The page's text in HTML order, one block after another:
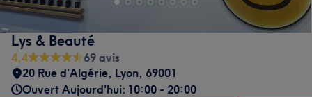
Lys & Beauté
4,4
69 avis
20 Rue d'Algérie, Lyon, 69001
Ouvert Aujourd'hui: 10:00 - 20:00